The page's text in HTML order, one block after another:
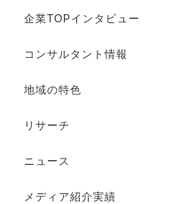
企業TOPインタビュー
コンサルタント情報
地域の特色
リサーチ
ニュース
メディア紹介実績